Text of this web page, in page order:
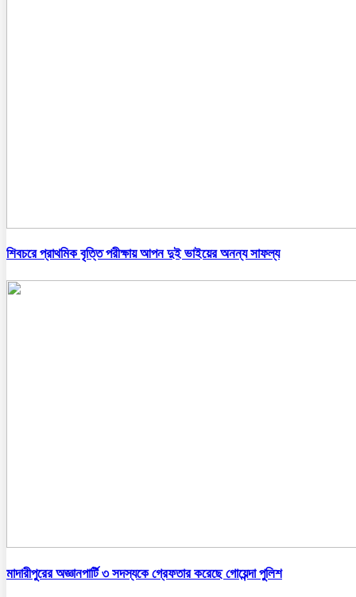
শিবচরে প্রাথমিক বৃত্তি পরীক্ষায় আপন দুই ভাইয়ের অনন্য সাফল্য
মাদারীপুরের অজ্ঞানপার্টি ৩ সদস্যকে গ্রেফতার করেছে গোয়েন্দা পুলিশ